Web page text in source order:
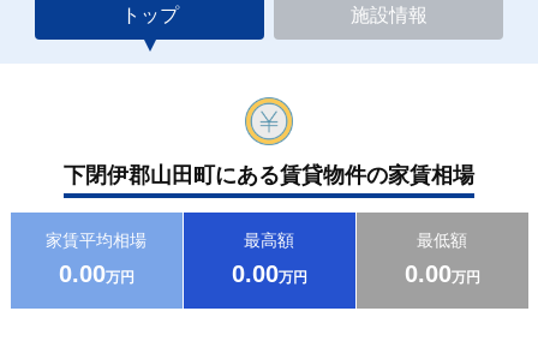
トップ 施設情報
下閉伊郡山田町にある賃貸物件の家賃相場
家賃平均相場
0.00万円
最高額
0.00万円
最低額
0.00万円